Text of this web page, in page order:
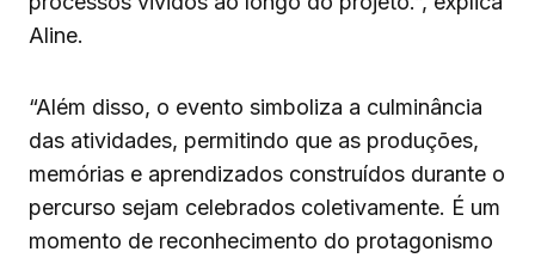
Aline.
“Além disso, o evento simboliza a culminância
das atividades, permitindo que as produções,
memórias e aprendizados construídos durante o
percurso sejam celebrados coletivamente. É um
momento de reconhecimento do protagonismo